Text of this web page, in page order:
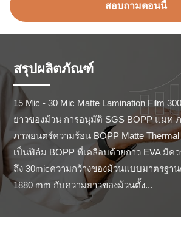
สอบถามตอนนี้
สรุปผลิตภัณฑ์
15 Mic - 30 Mic Matte Lamination Film
ยาวของม้วน การอนุมัติ SGS BOPP แมท
ภาพยนตร์ความร้อน BOPP Matte Thermal
เป็นฟิล์ม BOPP ที่เคลือบด้วยกาว EVA มีค
ถึง 30micความกว้างของม้วนแบบมาตรฐา
1880 mm กับความยาวของม้วนตั้ง...